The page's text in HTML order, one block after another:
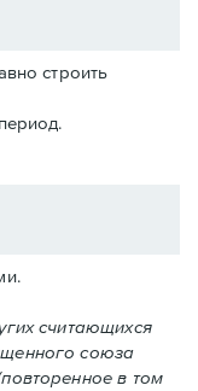
строить
считающихся
союза
в том